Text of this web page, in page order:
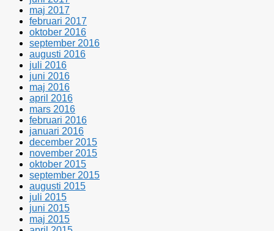
maj 2017
februari 2017
oktober 2016
september 2016
augusti 2016
juli 2016
juni 2016
maj 2016
april 2016
mars 2016
februari 2016
januari 2016
december 2015
november 2015
oktober 2015
september 2015
augusti 2015
juli 2015
juni 2015
maj 2015